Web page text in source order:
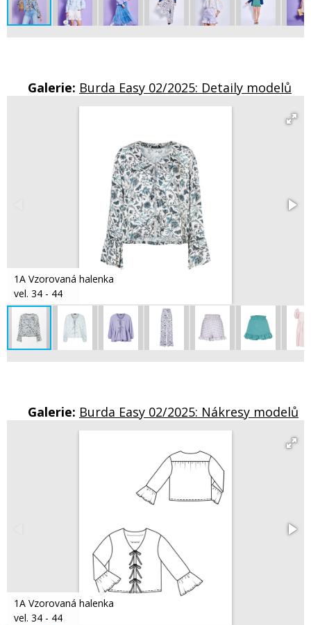
Galerie: Burda Easy 02/2025: Detaily modelů
1A Vzorovaná halenka
vel. 34 - 44
Galerie: Burda Easy 02/2025: Nákresy modelů
1A Vzorovaná halenka
vel. 34 - 44